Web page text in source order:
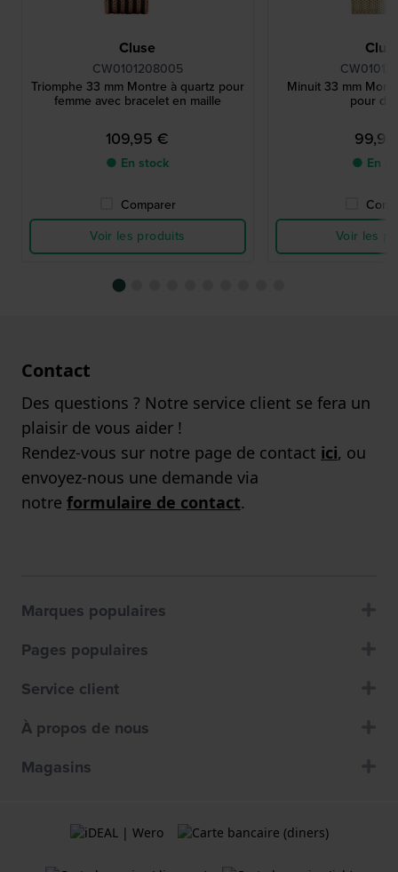
Cluse
CW0101208005
Triomphe 33 mm Montre à quartz pour
femme avec bracelet en maille
109,95 €
● En stock
Comparer
Voir les produits
Minuit 33 mm
pour
● En
Voir les
Contact
Des questions ? Notre service client se fera un
plaisir de vous aider !
Rendez-vous sur notre page de contact ici, ou
envoyez-nous une demande via
notre formulaire de contact.
Marques populaires
Pages populaires
Service client
À propos de nous
Magasins